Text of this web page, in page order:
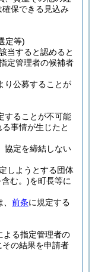
保できる見込み
定等)
当すると認めると
定管理者の候補者
り公募することが
することが不可能
事情が生じたと
協定を締結しない
しようとする団体
む。)を町長等に
前条に規定する
よる指定管理者の
の結果を申請者